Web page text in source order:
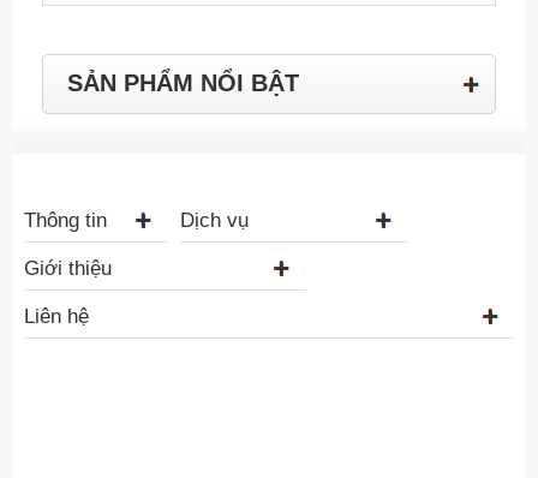
SẢN PHẨM NỔI BẬT
Thông tin Dịch vụ
Giới thiệu
Liên hệ